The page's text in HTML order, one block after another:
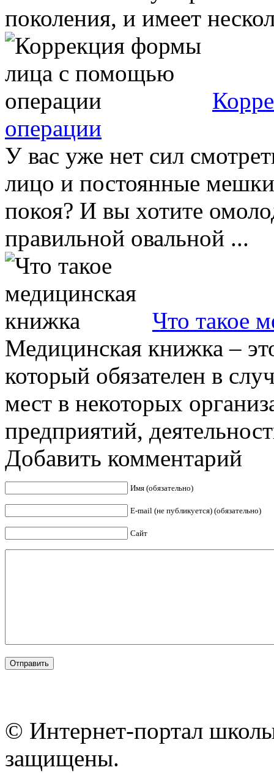
поколения, и имеет
операции
У вас уже нет сил
лицо и постоянные
покоя? И вы хотите
правильной овальной ...
Что такое
Медицинская книжка –
который обязателен в
мест в некоторых
предприятий,
Добавить комментарий
Имя (обязательно)
E-mail (не публикуется) (обязательно)
Сайт
© Интернет-портал
защищены.